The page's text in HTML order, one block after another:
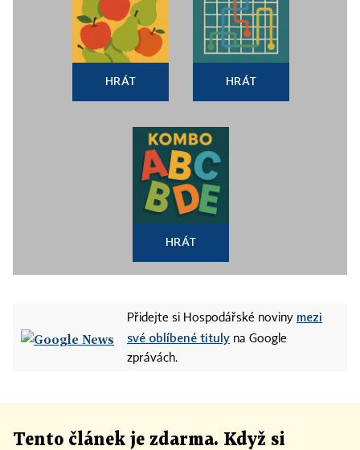
HRÁT HRÁT
HRÁT
Přidejte si Hospodářské noviny mezi
své oblíbené tituly na Google
zprávách.
Tento článek je zdarma. Když si